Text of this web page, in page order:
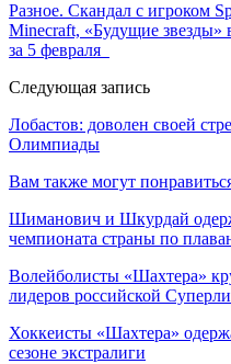
Разное. Скандал с игроком
Minecraft, «Будущие звезды»
за 5 февраля
Следующая запись
Лобастов: доволен своей
Олимпиады
Вам также могут
Шиманович и Шкурдай
чемпионата страны по
Волейболисты «Шахтера»
лидеров российской
Хоккеисты «Шахтера»
сезоне экстралиги